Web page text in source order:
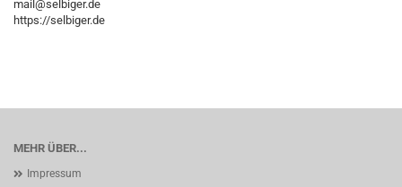
mail@selbiger.de
https://selbiger.de
MEHR ÜBER...
Impressum